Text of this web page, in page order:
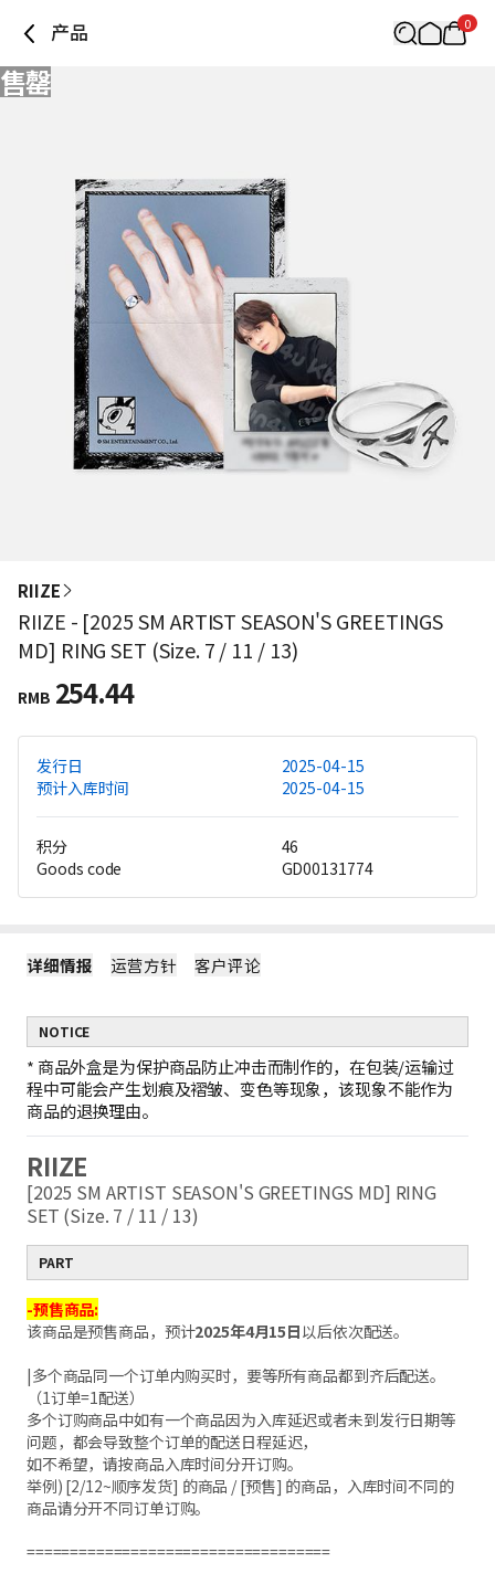
产品 0
售罄
RIIZE
RIIZE - [2025 SM ARTIST SEASON'S GREETINGS
MD] RING SET (Size. 7 / 11 / 13)
RMB 254.44
发行日
2025-04-15
预计入库时间
2025-04-15
积分
46
Goods code
GD00131774
详细情报 运营方针 客户评论
NOTICE
* 商品外盒是为保护商品防止冲击而制作的，在包装/运输过
程中可能会产生划痕及褶皱、变色等现象，该现象不能作为
商品的退换理由。
RIIZE
[2025 SM ARTIST SEASON'S GREETINGS MD] RING
SET (Size. 7 / 11 / 13)
PART
-预售商品:
该商品是预售商品，预计2025年4月15日以后依次配送。
|多个商品同一个订单内购买时，要等所有商品都到齐后配送。
（1订单=1配送）
多个订购商品中如有一个商品因为入库延迟或者未到发行日期等
问题，都会导致整个订单的配送日程延迟，
如不希望，请按商品入库时间分开订购。
举例) [2/12~顺序发货] 的商品 / [预售] 的商品，入库时间不同的
商品请分开不同订单订购。
===================================